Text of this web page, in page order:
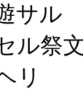
サル
ル祭
リ